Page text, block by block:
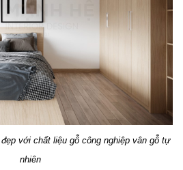
với chất liệu gỗ công nghiệp vân gỗ tự
nhiên